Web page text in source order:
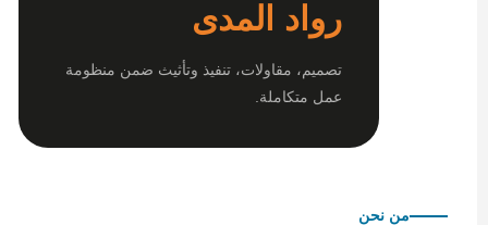
رواد المدى
تصميم، مقاولات، تنفيذ وتأثيث ضمن منظومة
عمل متكاملة.
من نحن